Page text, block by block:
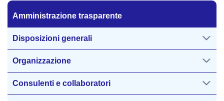
Amministrazione trasparente
Amministrazione trasparente
Disposizioni generali
Organizzazione
Consulenti e collaboratori